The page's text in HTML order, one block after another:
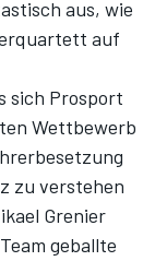
aus, wie
auf
sich Prosport
Wettbewerb
zu verstehen
Grenier
geballte